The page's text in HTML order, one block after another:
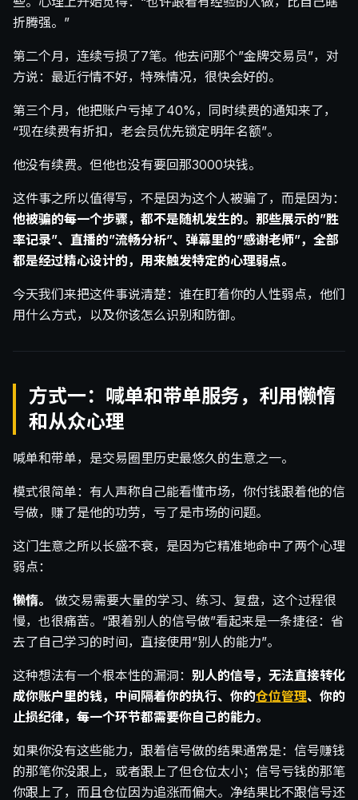
折腾强。”
第二个月，连续亏损了7笔。他去问那个”金牌交易员”，对
方说：最近行情不好，特殊情况，很快会好的。
第三个月，他把账户亏掉了40%，同时续费的通知来了，
“现在续费有折扣，老会员优先锁定明年名额”。
他没有续费。但他也没有要回那3000块钱。
这件事之所以值得写，不是因为这个人被骗了，而是因为：
他被骗的每一个步骤，都不是随机发生的。那些展示的”胜
率记录”、直播的”流畅分析”、弹幕里的”感谢老师”，全部
都是经过精心设计的，用来触发特定的心理弱点。
今天我们来把这件事说清楚：谁在盯着你的人性弱点，他们
用什么方式，以及你该怎么识别和防御。
方式一：喊单和带单服务，利用懒惰
和从众心理
喊单和带单，是交易圈里历史最悠久的生意之一。
模式很简单：有人声称自己能看懂市场，你付钱跟着他的信
号做，赚了是他的功劳，亏了是市场的问题。
这门生意之所以长盛不衰，是因为它精准地命中了两个心理
弱点：
懒惰。
做交易需要大量的学习、练习、复盘，这个过程很
慢，也很痛苦。“跟着别人的信号做”看起来是一条捷径：省
去了自己学习的时间，直接使用”别人的能力”。
这种想法有一个根本性的漏洞： 别人的信号，无法直接转化
成你账户里的钱，中间隔着你的执行、你的仓位管理、你的
止损纪律，每一个环节都需要你自己的能力。
如果你没有这些能力，跟着信号做的结果通常是：信号赚钱
的那笔你没跟上，或者跟上了但仓位太小；信号亏钱的那笔
你跟上了，而且仓位因为追涨而偏大。净结果比不跟信号还